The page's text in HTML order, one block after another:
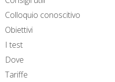
Colloquio conoscitivo
Obiettivi
I test
Dove
Tariffe